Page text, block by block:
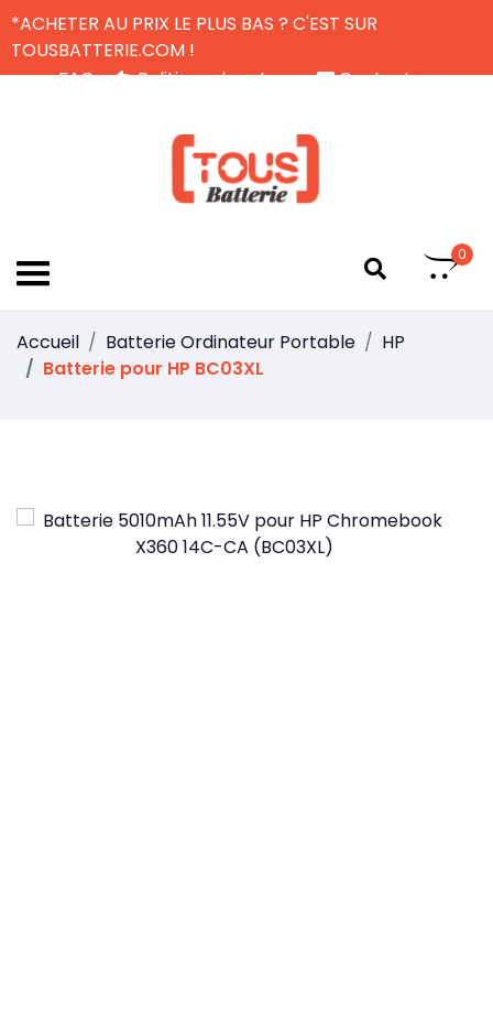
*ACHETER AU PRIX LE PLUS BAS ? C'EST SUR
TOUSBATTERIE.COM !
FAQ
Politique de retour
Contactez-nous
0
Accueil Batterie Ordinateur Portable
HP
Batterie pour HP BC03XL